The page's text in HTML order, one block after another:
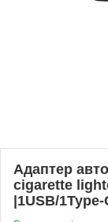
Адаптер
cigarette
|1USB/1Type-